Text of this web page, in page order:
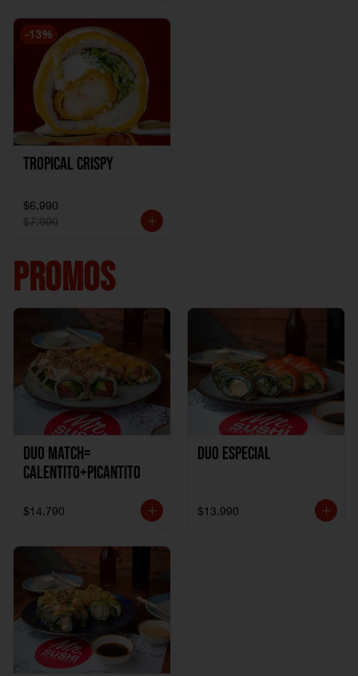
-13%
Tropical crispy
$6.990
$7.990
PROMOS
DUO MATCH=
CALENTITO+PICANTITO
$14.790
Duo especial
$13.990